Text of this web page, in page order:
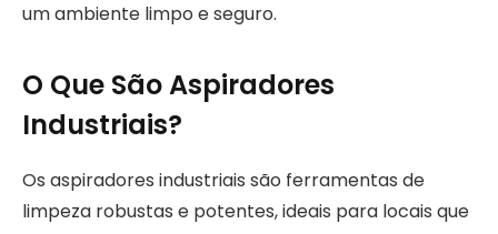
um ambiente limpo e seguro.
O Que São Aspiradores
Industriais?
Os aspiradores industriais são ferramentas de
limpeza robustas e potentes, ideais para locais que